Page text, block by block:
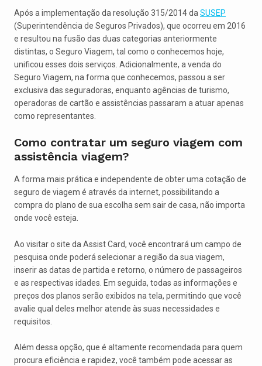
Após a implementação da resolução 315/2014 da SUSEP
(Superintendência de Seguros Privados), que ocorreu em 2016
e resultou na fusão das duas categorias anteriormente
distintas, o Seguro Viagem, tal como o conhecemos hoje,
unificou esses dois serviços. Adicionalmente, a venda do
Seguro Viagem, na forma que conhecemos, passou a ser
exclusiva das seguradoras, enquanto agências de turismo,
operadoras de cartão e assistências passaram a atuar apenas
como representantes.
Como contratar um seguro viagem com
assistência viagem?
A forma mais prática e independente de obter uma cotação de
seguro de viagem é através da internet, possibilitando a
compra do plano de sua escolha sem sair de casa, não importa
onde você esteja.
Ao visitar o site da Assist Card, você encontrará um campo de
pesquisa onde poderá selecionar a região da sua viagem,
inserir as datas de partida e retorno, o número de passageiros
e as respectivas idades. Em seguida, todas as informações e
preços dos planos serão exibidos na tela, permitindo que você
avalie qual deles melhor atende às suas necessidades e
requisitos.
Além dessa opção, que é altamente recomendada para quem
procura eficiência e rapidez, você também pode acessar as